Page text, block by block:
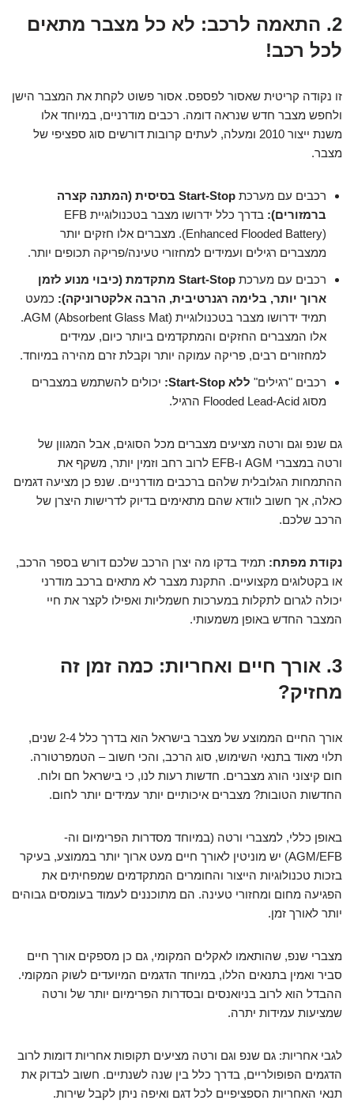
2. התאמה לרכב: לא כל מצבר מתאים
לכל רכב!
זו נקודה קריטית שאסור לפספס. אסור פשוט לקחת את המצבר הישן
ולחפש מצבר חדש שנראה דומה. רכבים מודרניים, במיוחד אלו
משנת ייצור 2010 ומעלה, לעתים קרובות דורשים סוג ספציפי של
מצבר.
רכבים עם מערכת
Start-Stop בסיסית (המתנה קצרה
ברמזורים):
בדרך כלל ידרושו מצבר בטכנולוגיית EFB
(Enhanced Flooded Battery). מצברים אלו חזקים יותר
ממצברים רגילים ועמידים למחזורי טעינה/פריקה תכופים יותר.
רכבים עם מערכת
Start-Stop מתקדמת (כיבוי מנוע לזמן
ארוך יותר, בלימה רגנרטיבית, הרבה אלקטרוניקה): כמעט
תמיד ידרושו מצבר בטכנולוגיית AGM (Absorbent Glass Mat).
אלו המצברים החזקים והמתקדמים ביותר כיום, עמידים
למחזורים רבים, פריקה עמוקה יותר וקבלת זרם מהירה במיוחד.
רכבים "רגילים" ללא Start-Stop:
יכולים להשתמש במצברים
מסוג Flooded Lead-Acid הרגיל.
גם שנפ וגם ורטה מציעים מצברים מכל הסוגים, אבל המגוון של
ורטה במצברי AGM ו-EFB לרוב רחב וזמין יותר, משקף את
ההתמחות הגלובלית שלהם ברכבים מודרניים. שנפ כן מציעה דגמים
כאלה, אך חשוב לוודא שהם מתאימים בדיוק לדרישות היצרן של
הרכב שלכם.
נקודת מפתח: תמיד בדקו מה יצרן הרכב שלכם דורש בספר הרכב,
או בקטלוגים מקצועיים. התקנת מצבר לא מתאים ברכב מודרני
יכולה לגרום לתקלות במערכות חשמליות ואפילו לקצר את חיי
המצבר החדש באופן משמעותי.
3. אורך חיים ואחריות: כמה זמן זה
מחזיק?
אורך החיים הממוצע של מצבר בישראל הוא בדרך כלל 2-4 שנים,
תלוי מאוד בתנאי השימוש, סוג הרכב, והכי חשוב – הטמפרטורה.
חום קיצוני הורג מצברים. חדשות רעות לנו, כי בישראל חם ולוח.
החדשות הטובות? מצברים איכותיים יותר עמידים יותר לחום.
באופן כללי, למצברי ורטה (במיוחד מסדרות הפרימיום וה-
AGM/EFB) יש מוניטין לאורך חיים מעט ארוך יותר בממוצע, בעיקר
בזכות טכנולוגיות הייצור והחומרים המתקדמים שמפחיתים את
הפגיעה מחום ומחזורי טעינה. הם מתוכננים לעמוד בעומסים גבוהים
יותר לאורך זמן.
מצברי שנפ, שהותאמו לאקלים המקומי, גם כן מספקים אורך חיים
סביר ואמין בתנאים הללו, במיוחד הדגמים המיועדים לשוק המקומי.
ההבדל הוא לרוב בניואנסים ובסדרות הפרימיום יותר של ורטה
שמציעות עמידות יתרה.
לגבי אחריות: גם שנפ וגם ורטה מציעים תקופות אחריות דומות לרוב
הדגמים הפופולריים, בדרך כלל בין שנה לשנתיים. חשוב לבדוק את
תנאי האחריות הספציפיים לכל דגם ואיפה ניתן לקבל שירות.